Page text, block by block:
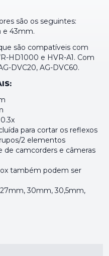
são os seguintes:
e 43mm.
são compatíveis com
HD1000 e HVR-A1. Com
DVC20, AG-DVC60.
para cortar os reflexos
2 elementos
de camcorders e câmeras
também podem ser
30mm, 30,5mm,